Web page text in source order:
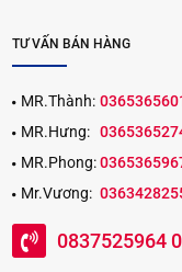
TƯ VẤN BÁN HÀNG
MR.Thành:
MR.Hưng:
MR.Phong:
Mr.Vương:
0837525964